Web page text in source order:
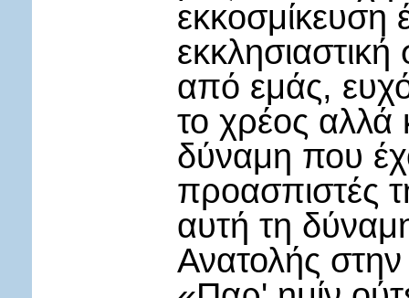
εκκοσμίκευση
από εμάς,
το χρέος αλλά
δύναμη που
προασπιστές
αυτή τη
Ανατολής στην